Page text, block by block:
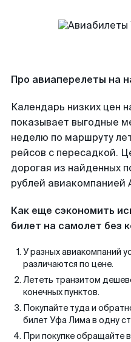
Про авиаперелеты на
Календарь низких цен
показывает выгодные
неделю по маршруту
рейсов с пересадкой.
дорогая из найденных
рублей авиакомпанией
Как еще сэкономить
билет на самолет без
У разных авиакомпаний
различаются по цене.
Лететь транзитом
конечных пунктов.
Покупайте туда и
билет Уфа Лима в одну
При покупке обращайте